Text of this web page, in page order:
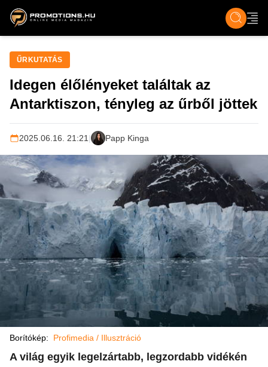
ZENE, FILM & KULT ÉLET TECH &
ŰRKUTATÁS
Idegen élőlényeket találtak az
Antarktiszon, tényleg az űrből jöttek
2025.06.16. 21:21 | Papp Kinga
Borítókép: Profimedia / Illusztráció
A világ egyik legelzártabb, legzordabb vidékén